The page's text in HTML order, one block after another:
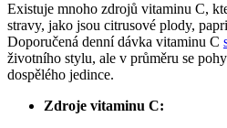
Existuje mnoho zdrojů vitaminu C,
stravy, jako jsou citrusové plody,
Doporučená denní dávka vitaminu C
životního stylu, ale v průměru se
dospělého jedince.
Zdroje vitaminu C: